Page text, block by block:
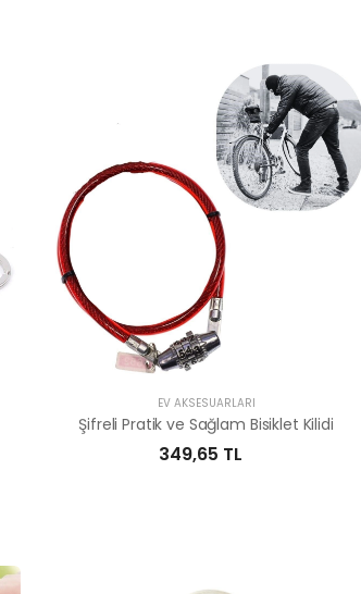
EV AKSESUARLARI
Şifreli Pratik ve Sağlam Bisiklet Kilidi
349,65 TL